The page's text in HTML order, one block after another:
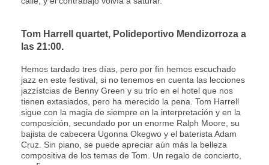
Tom Harrell quartet, Polideportivo Mendizorroza a
las 21:00.
Hemos tardado tres días, pero por fin hemos escuchado
jazz en este festival, si no tenemos en cuenta las lecciones
jazzístcias de Benny Green y su trío en el hotel que nos
tienen extasiados, pero ha merecido la pena. Tom Harrell
sigue con la magia de siempre en la interpretación y en la
composición, secundado por un enorme Ralph Moore, su
bajista de cabecera Ugonna Okegwo y el baterista Adam
Cruz. Sin piano, se puede apreciar aún más la belleza
compositiva de los temas de Tom. Un regalo de concierto,